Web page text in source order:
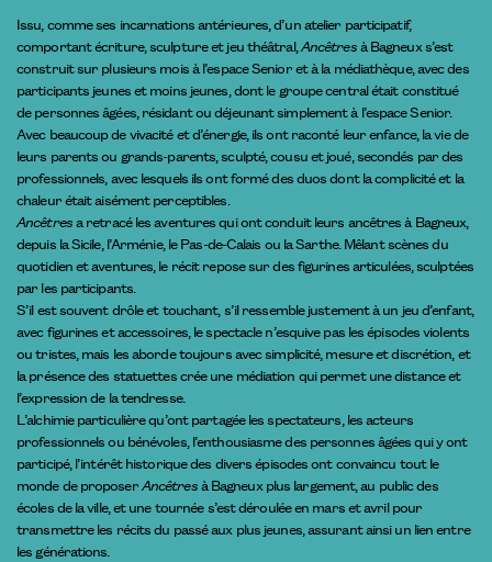
Issu, comme ses incarnations antérieures, d’un atelier participatif,
comportant écriture, sculpture et jeu théâtral, Ancêtresà Bagneux s’est
construit sur plusieurs mois à l’espace Senior et à la médiathèque, avec des
participants jeunes et moins jeunes, dont le groupe central était constitué
de personnes âgées, résidant ou déjeunant simplement à l’espace Senior.
Avec beaucoup de vivacité et d’énergie, ils ont raconté leur enfance, la vie de
leurs parents ou grands-parents, sculpté, cousu et joué, secondés par des
professionnels, avec lesquels ils ont formé des duos dont la complicité et la
chaleur était aisément perceptibles.
Ancêtresa retracé les aventures qui ont conduit leurs ancêtres à Bagneux,
depuis la Sicile, l’Arménie, le Pas-de-Calais ou la Sarthe. Mêlant scènes du
quotidien et aventures, le récit repose sur des figurines articulées, sculptées
par les participants.
S’il est souvent drôle et touchant, s’il ressemble justement à un jeu d’enfant,
avec figurines et accessoires, le spectacle n’esquive pas les épisodes violents
ou tristes, mais les aborde toujours avec simplicité, mesure et discrétion, et
la présence des statuettes crée une médiation qui permet une distance et
l’expression de la tendresse.
L’alchimie particulière qu’ont partagée les spectateurs, les acteurs
professionnels ou bénévoles, l’enthousiasme des personnes âgées qui y ont
participé, l’intérêt historique des divers épisodes ont convaincu tout le
monde de proposerAncêtresà Bagneux plus largement, au public des
écoles de la ville, et une tournée s’est déroulée en mars et avril pour
transmettre les récits du passé aux plus jeunes, assurant ainsi un lien entre
les générations.